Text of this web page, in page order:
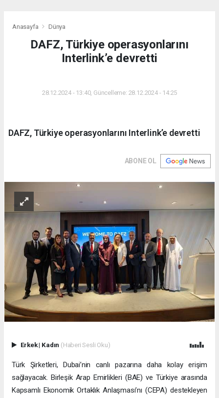
Anasayfa Dünya
DAFZ, Türkiye operasyonlarını
Interlink’e devretti
28.12.2024 - 13:40, Güncelleme: 28.12.2024 - 14:25
DAFZ, Türkiye operasyonlarını Interlink’e devretti
ABONE OL
Erkek| Kadın (Haberi Sesli Oku)
Türk Şirketleri, Dubai’nin canlı pazarına daha kolay erişim
sağlayacak. Birleşik Arap Emirlikleri (BAE) ve Türkiye arasında
Kapsamlı Ekonomik Ortaklık Anlaşması’nı (CEPA) destekleyen